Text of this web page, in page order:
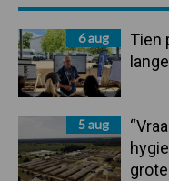
Sidebar
6 aug
Tien
5 aug